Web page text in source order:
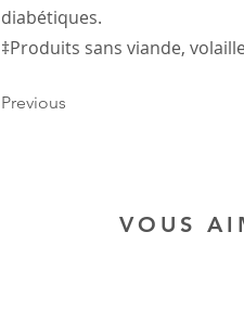
diabétiques.
‡Produits sans viande,
Previous
VOUS